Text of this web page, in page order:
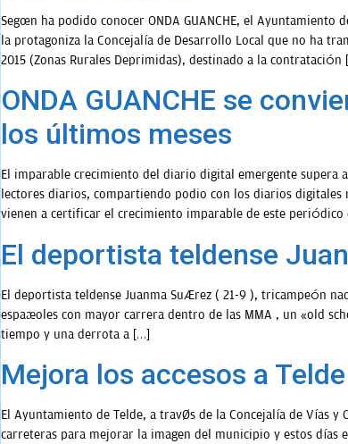
Según ha podido conocer ONDA GUANCHE, el
la protagoniza la Concejalía de Desarrollo Local que no ha
2015 (Zonas Rurales Deprimidas), destinado a la contratación
ONDA GUANCHE se
los últimos meses
El imparable crecimiento del diario digital emergente supera
lectores diarios, compartiendo podio con los diarios digitales
vienen a certificar el crecimiento imparable de este
El deportista teldense
El deportista teldense Juanma Suárez ( 21-9 ), tricampeón
españoles con mayor carrera dentro de las MMA , un «old
tiempo y una derrota a […]
Mejora los accesos a
El Ayuntamiento de Telde, a través de la Concejalía de Vías
carreteras para mejorar la imagen del municipio y estos